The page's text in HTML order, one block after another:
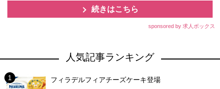
続きはこちら
sponsored by 求人ボックス
人気記事ランキング
フィラデルフィアチーズケーキ登場